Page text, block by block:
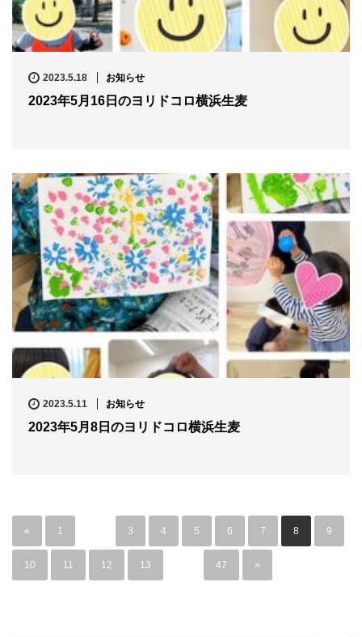
2023.5.18 お知らせ
2023年5月16日のヨリドコロ横浜生麦
2023.5.11 お知らせ
2023年5月8日のヨリドコロ横浜生麦
« 1 3 4 5 6 7 8 9
10 11 12 13 47 »